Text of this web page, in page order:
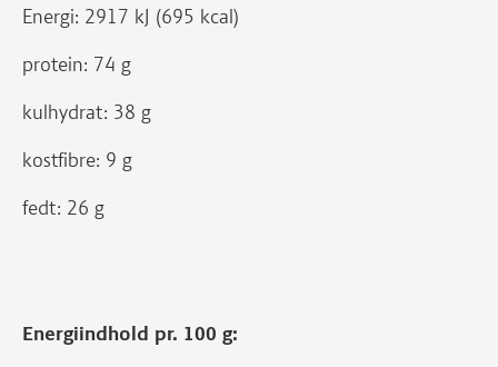
Energi: 2917 kJ (695 kcal)
protein: 74 g
kulhydrat: 38 g
kostfibre: 9 g
fedt: 26 g
Energiindhold pr. 100 g: